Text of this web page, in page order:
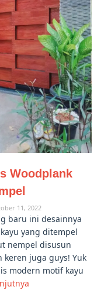
Woodplank
11, 2022
baru ini desainnya
yang ditempel
nempel disusun
juga guys! Yuk
modern motif kayu